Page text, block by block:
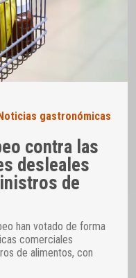
gastronómicas
contra las
desleales
de
han votado de forma
comerciales
de alimentos, con